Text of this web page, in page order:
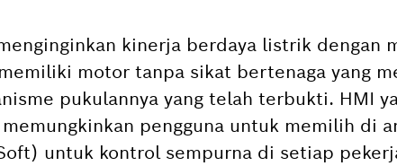
kinerja berdaya listrik dengan
motor tanpa sikat bertenaga yang
pukulannya yang telah terbukti. HMI
pengguna untuk memilih di
untuk kontrol sempurna di setiap